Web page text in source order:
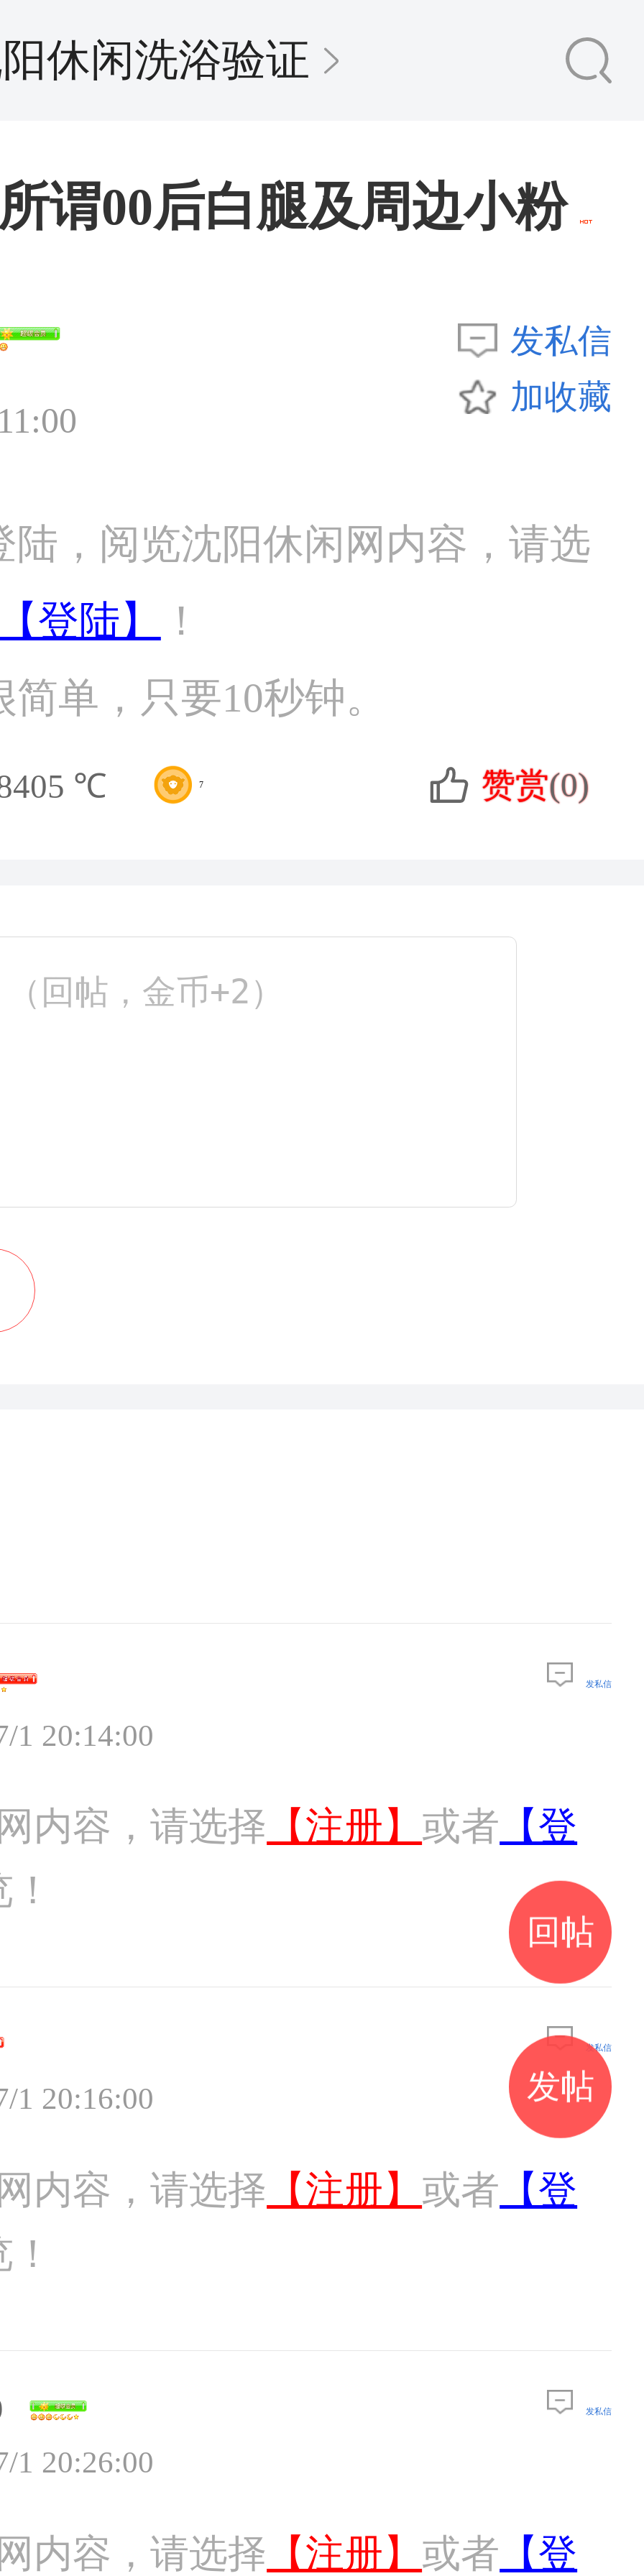
休闲洗浴验证
谓00后白腿及周边小粉
发私信
加收藏
陆，阅览沈阳休闲网内容，请选
登陆】
！
单，只要10秒钟。
℃ 7 赞赏(0)
1 20:14:00
发私信
内容，请选择 【注册】 或者 【登
1 20:16:00
发私信
内容，请选择 【注册】 或者 【登
1 20:26:00
发私信
内容，请选择 【注册】 或者 【登
回帖
发帖